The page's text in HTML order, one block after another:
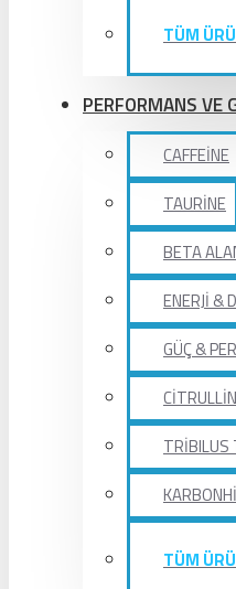
TÜM
PERFORMANS VE
CAFFEİNE
TAURİNE
BETA
ENERJİ &
GÜÇ &
TRİBILUS
TÜM